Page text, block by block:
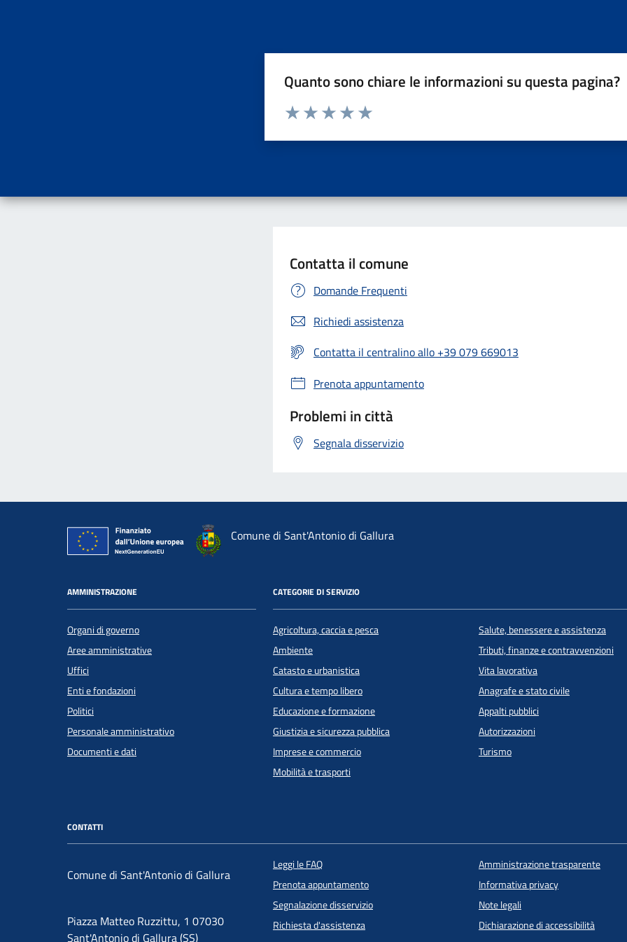
Quanto sono chiare le informazioni su questa pagina?
Valuta da 1 a 5 stelle la pagina
Contatta il comune
Domande Frequenti
Richiedi assistenza
Contatta il centralino allo +39 079 669013
Prenota appuntamento
Problemi in città
Segnala disservizio
Comune di Sant'Antonio di Gallura
AMMINISTRAZIONE
Organi di governo
Aree amministrative
Uffici
Enti e fondazioni
Politici
Personale amministrativo
Documenti e dati
CATEGORIE DI SERVIZIO
Agricoltura, caccia e pesca
Ambiente
Catasto e urbanistica
Cultura e tempo libero
Educazione e formazione
Giustizia e sicurezza pubblica
Imprese e commercio
Mobilità e trasporti
Salute, benessere e assistenza
Tributi, finanze e contravvenzioni
Vita lavorativa
Anagrafe e stato civile
Appalti pubblici
Autorizzazioni
Turismo
CONTATTI
Comune di Sant'Antonio di Gallura
Piazza Matteo Ruzzittu, 1 07030
Sant'Antonio di Gallura (SS)
Leggi le FAQ
Prenota appuntamento
Segnalazione disservizio
Richiesta d'assistenza
Amministrazione trasparente
Informativa privacy
Note legali
Dichiarazione di accessibilità